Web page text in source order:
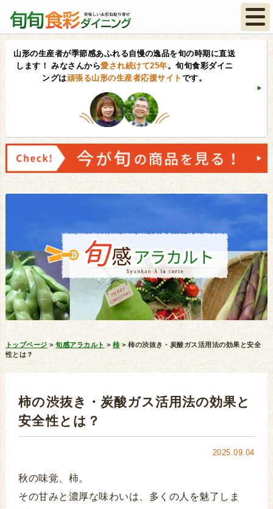
山形の生産者が季節感あふれる自慢の逸品を旬の時期に直送
します！ みなさんから愛され続けて25年。旬旬食彩ダイニ
ングは頑張る山形の生産者応援サイト です。
トップページ >旬感アラカルト >柿 >柿の渋抜き・炭酸ガス活用法の効果と安全
性とは？
柿の渋抜き・炭酸ガス活用法の効果と
安全性とは？
2025.09.04
秋の味覚、柿。
その甘みと濃厚な味わいは、多くの人を魅了しま